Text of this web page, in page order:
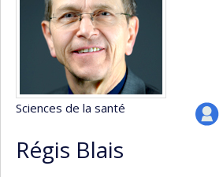
Sciences de la santé
Régis Blais